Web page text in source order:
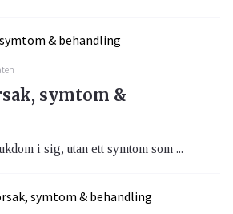
symtom &
i sig, utan ett symtom som ...